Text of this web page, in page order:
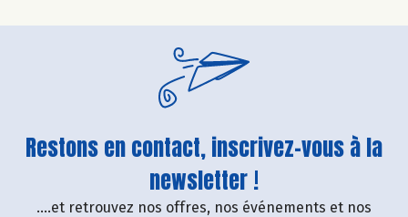
Restons en contact, inscrivez-vous à la
newsletter !
....et retrouvez nos offres, nos événements et nos